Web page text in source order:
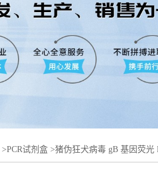
>PCR试剂盒 >猪伪狂犬病毒 gB 基因荧光